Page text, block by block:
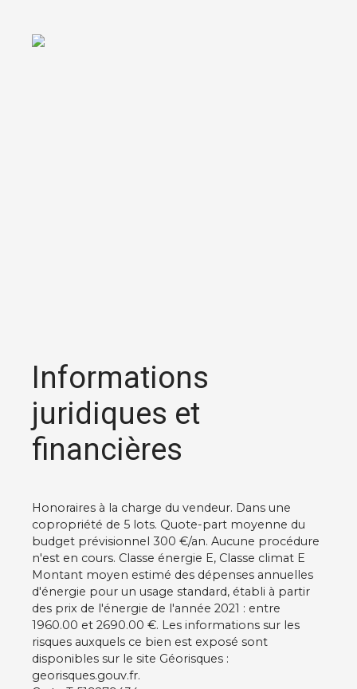
Informations
juridiques et
financières
Honoraires à la charge du vendeur. Dans une
copropriété de 5 lots. Quote-part moyenne du
budget prévisionnel 300 €/an. Aucune procédure
n'est en cours. Classe énergie E, Classe climat E
Montant moyen estimé des dépenses annuelles
d'énergie pour un usage standard, établi à partir
des prix de l'énergie de l'année 2021 : entre
1960.00 et 2690.00 €. Les informations sur les
risques auxquels ce bien est exposé sont
disponibles sur le site Géorisques :
georisques.gouv.fr.